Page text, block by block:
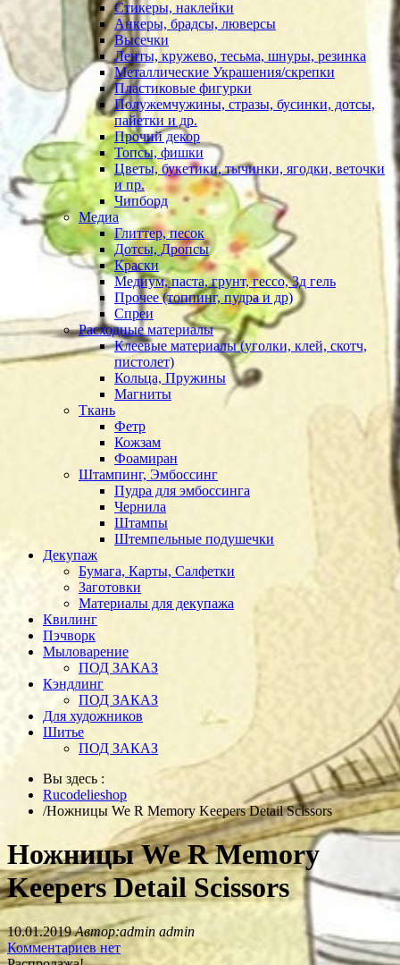
Стикеры, наклейки
Анкеры, брадсы, люверсы
Высечки
Ленты, кружево, тесьма, шнуры, резинка
Металлические Украшения/скрепки
Пластиковые фигурки
Полужемчужины, стразы, бусинки, дотсы,
пайетки и др.
Прочий декор
Топсы, фишки
Цветы, букетики, тычинки, ягодки, веточки
и пр.
Чипборд
Медиа
Глиттер, песок
Дотсы, Дропсы
Краски
Медиум, паста, грунт, гессо, 3д гель
Прочее (топпинг, пудра и др)
Спреи
Расходные материалы
Клеевые материалы (уголки, клей, скотч,
пистолет)
Кольца, Пружины
Магниты
Ткань
Фетр
Кожзам
Фоамиран
Штампинг, Эмбоссинг
Пудра для эмбоссинга
Чернила
Штампы
Штемпельные подушечки
Декупаж
Бумага, Карты, Салфетки
Заготовки
Материалы для декупажа
Квилинг
Пэчворк
Мыловарение
ПОД ЗАКАЗ
Кэндлинг
ПОД ЗАКАЗ
Для художников
Шитье
ПОД ЗАКАЗ
Вы здесь :
Rucodelieshop
/Ножницы We R Memory Keepers Detail Scissors
Ножницы We R Memory
Keepers Detail Scissors
10.01.2019 Автор:admin admin
Комментариев нет